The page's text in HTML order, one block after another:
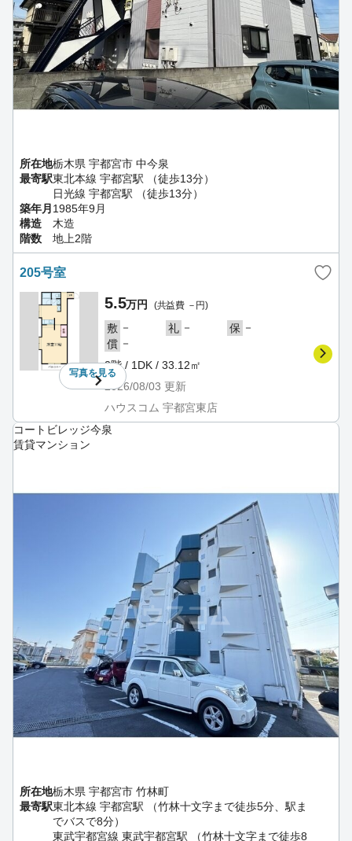
所在地栃木県 宇都宮市 中今泉
最寄駅東北本線 宇都宮駅 （徒歩13分）
日光線 宇都宮駅 （徒歩13分）
築年月 1985年9月
構造
木造
階数
地上2階
205号室
写真を見る
5.5万円 (共益費 －円)
敷 － 礼 － 保 －
償 －
2階 / 1DK / 33.12㎡
2026/08/03 更新
ハウスコム 宇都宮東店
コートビレッジ今泉
賃貸マンション
所在地栃木県 宇都宮市 竹林町
最寄駅東北本線 宇都宮駅 （竹林十文字まで徒歩5分、駅ま
でバスで8分）
東武宇都宮線 東武宇都宮駅 （竹林十文字まで徒歩8